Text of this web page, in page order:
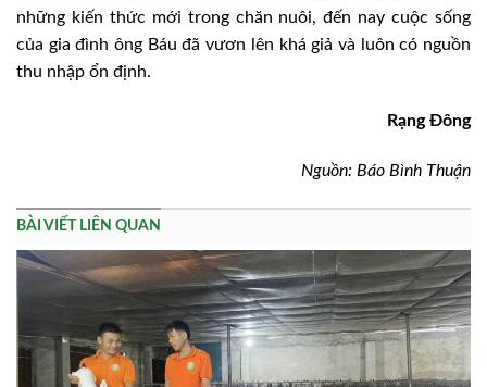
những kiến thức mới trong chăn nuôi, đến nay cuộc sống
của gia đình ông Báu đã vươn lên khá giả và luôn có nguồn
thu nhập ổn định.
Rạng Đông
Nguồn: Báo Bình Thuận
BÀI VIẾT LIÊN QUAN